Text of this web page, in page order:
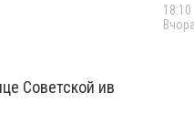
Советской ив
18:10
Вчора